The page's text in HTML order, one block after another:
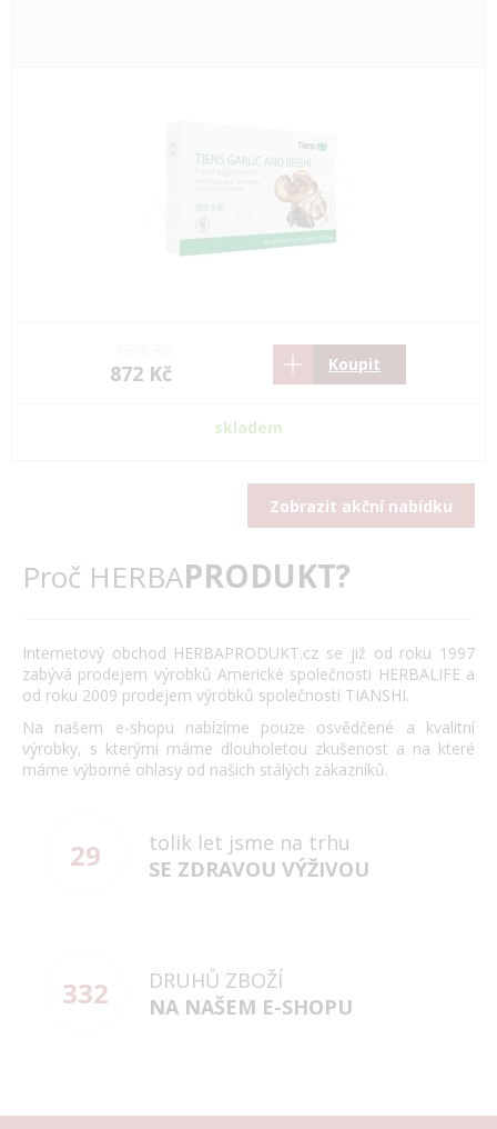
872 Kč Koupit
skladem
Zobrazit akční nabídku
Proč HERBAPRODUKT?
Internetový obchod HERBAPRODUKT.cz se již od roku 1997
zabývá prodejem výrobků Americké společnosti HERBALIFE a
od roku 2009 prodejem výrobků společnosti TIANSHI.
Na našem e-shopu nabízíme pouze osvědčené a kvalitní
výrobky, s kterými máme dlouholetou zkušenost a na které
máme výborné ohlasy od našich stálých zákazníků.
29
tolik let jsme na trhu
SE ZDRAVOU VÝŽIVOU
332
DRUHŮ ZBOŽÍ
NA NAŠEM E-SHOPU